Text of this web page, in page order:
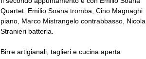
Quartet: Emilio Soana tromba, Cino Magnaghi
piano, Marco Mistrangelo contrabbasso, Nicola
Stranieri batteria.
Birre artigianali, taglieri e cucina aperta